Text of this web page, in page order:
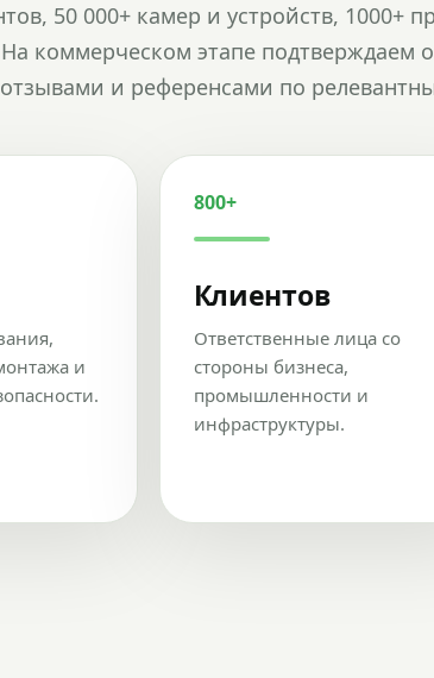
50 000+ камер и устройств, 1000+
коммерческом этапе подтверждаем
и референсами по
и
800+
Клиентов
Ответственные лица со
стороны бизнеса,
промышленности и
инфраструктуры.